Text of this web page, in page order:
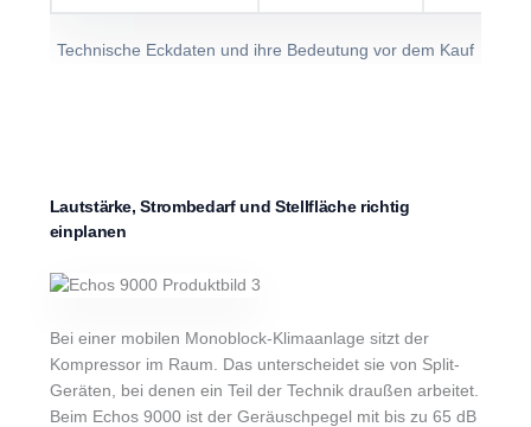
Technische Eckdaten und ihre Bedeutung vor dem Kauf
Lautstärke, Strombedarf und Stellfläche richtig
einplanen
Bei einer mobilen Monoblock-Klimaanlage sitzt der
Kompressor im Raum. Das unterscheidet sie von Split-
Geräten, bei denen ein Teil der Technik draußen arbeitet.
Beim Echos 9000 ist der Geräuschpegel mit bis zu 65 dB